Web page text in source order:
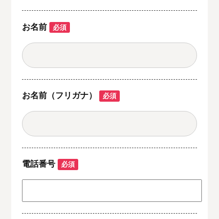
お名前 必須
お名前（フリガナ） 必須
電話番号 必須